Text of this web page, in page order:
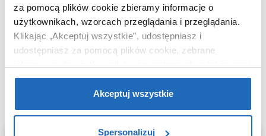
za pomocą plików cookie zbieramy informacje o
użytkownikach, wzorcach przeglądania i przeglądania.
Klikając „Akceptuj wszystkie”, udostępniasz i
udostępniasz za pomocą plików cookie, zebrane
partnerzy reklamowi.Jeśli chcesz, włącz „Tylko
wymagane pliki cookie”.Pamiętaj jednak, że
zablokowane niektóre pliki cookie mogą mieć wpływ na
Akceptuj wszystkie
Spersonalizuj